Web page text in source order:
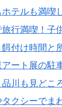
テルも満喫
行満喫！子
付け時間と
ート展の駐
川も見どこ
クシーでま